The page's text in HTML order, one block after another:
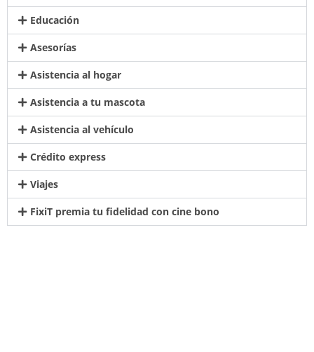
Educación
Asesorías
Asistencia al hogar
Asistencia a tu mascota
Asistencia al vehículo
Crédito express
Viajes
FixiT premia tu fidelidad con cine bono